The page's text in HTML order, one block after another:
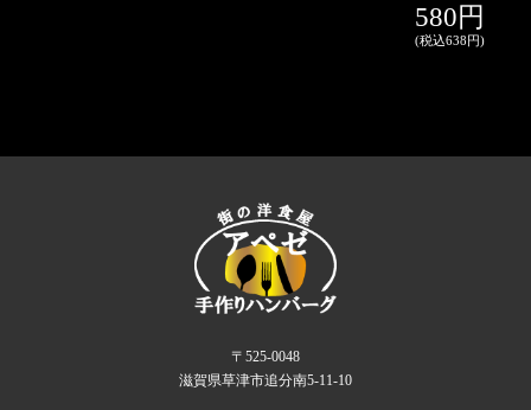
580円
〒525-0048
滋賀県草津市追分南5-11-10